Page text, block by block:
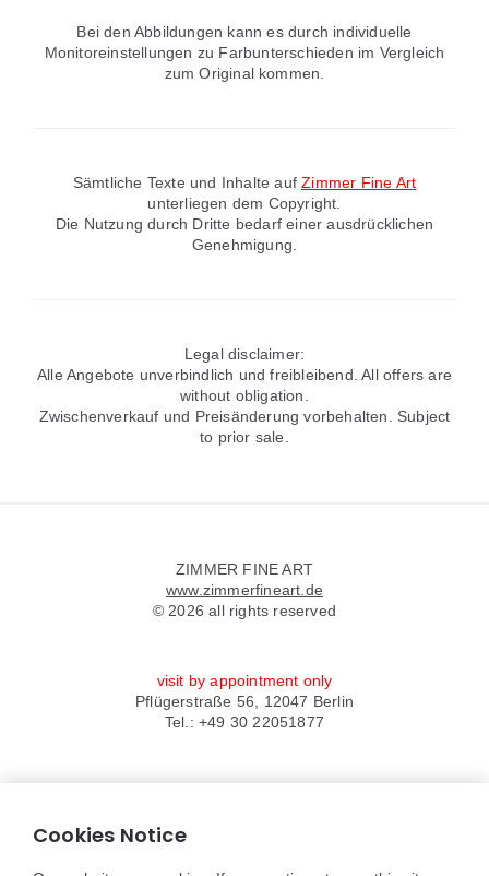
Bei den Abbildungen kann es durch individuelle
Monitoreinstellungen zu Farbunterschieden im Vergleich
zum Original kommen.
Sämtliche Texte und Inhalte aufZimmer Fine Art
unterliegen dem Copyright.
Die Nutzung durch Dritte bedarf einer ausdrücklichen
Genehmigung.
Legal disclaimer:
Alle Angebote unverbindlich und freibleibend. All offers are
without obligation.
Zwischenverkauf und Preisänderung vorbehalten. Subject
to prior sale.
ZIMMER FINE ART
www.zimmerfineart.de
© 2026 all rights reserved
visit by appointment only
Pflügerstraße 56, 12047 Berlin
Tel.: +49 30 22051877
Impressum/Datenschutz
Cookies Notice